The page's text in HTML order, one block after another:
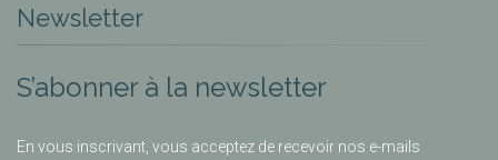
Newsletter
S’abonner à la newsletter
En vous inscrivant, vous acceptez de recevoir nos e-mails